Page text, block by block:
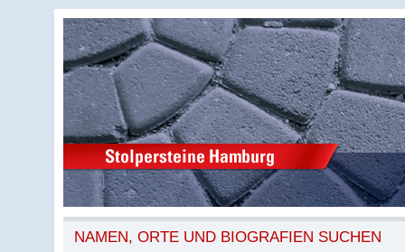
NAMEN, ORTE UND BIOGRAFIEN SUCHEN